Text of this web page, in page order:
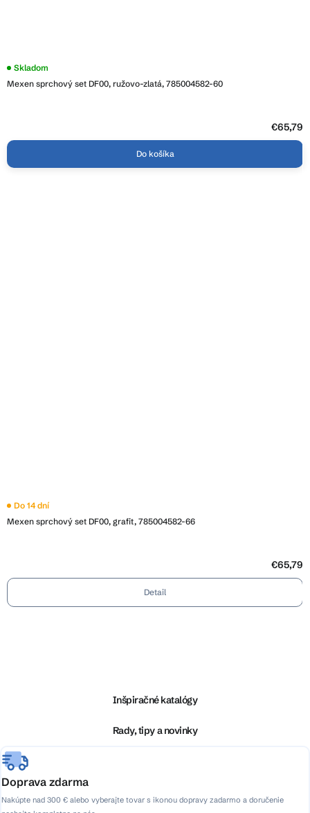
Mexen sprchový set DF00, ružovo-zlatá, 785004582-60
Skladom
€65,79
Do košíka
Mexen sprchový set DF00, grafit, 785004582-66
Do 14 dní
€65,79
Detail
e
Inšpiračné katalógy
Rady, tipy a novinky
Doprava zdarma
Nakúpte nad 300 € alebo vyberajte tovar s ikonou dopravy zadarmo a doručenie